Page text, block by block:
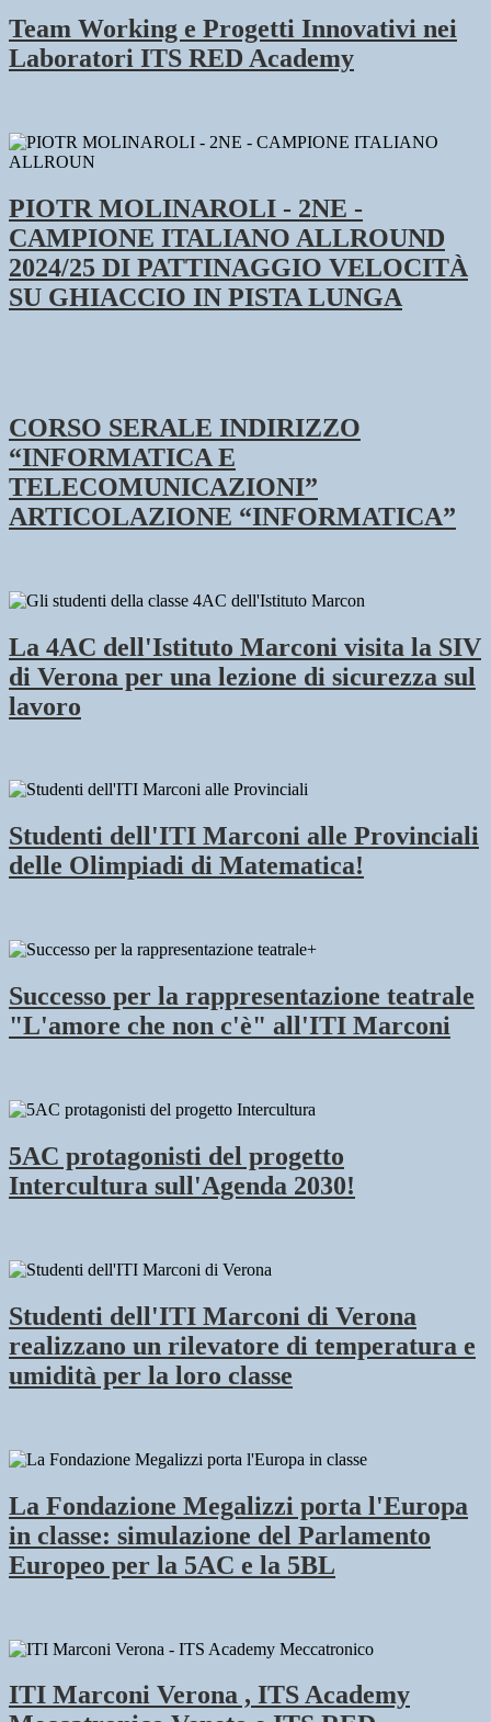
Team Working e Progetti Innovativi nei
Laboratori ITS RED Academy
PIOTR MOLINAROLI - 2NE -
CAMPIONE ITALIANO ALLROUND
2024/25 DI PATTINAGGIO VELOCITÀ
SU GHIACCIO IN PISTA LUNGA
CORSO SERALE INDIRIZZO
“INFORMATICA E
TELECOMUNICAZIONI”
ARTICOLAZIONE “INFORMATICA”
La 4AC dell'Istituto Marconi visita la SIV
di Verona per una lezione di sicurezza sul
lavoro
Studenti dell'ITI Marconi alle Provinciali
delle Olimpiadi di Matematica!
Successo per la rappresentazione teatrale
"L'amore che non c'è" all'ITI Marconi
5AC protagonisti del progetto
Intercultura sull'Agenda 2030!
Studenti dell'ITI Marconi di Verona
realizzano un rilevatore di temperatura e
umidità per la loro classe
La Fondazione Megalizzi porta l'Europa
in classe: simulazione del Parlamento
Europeo per la 5AC e la 5BL
ITI Marconi Verona , ITS Academy